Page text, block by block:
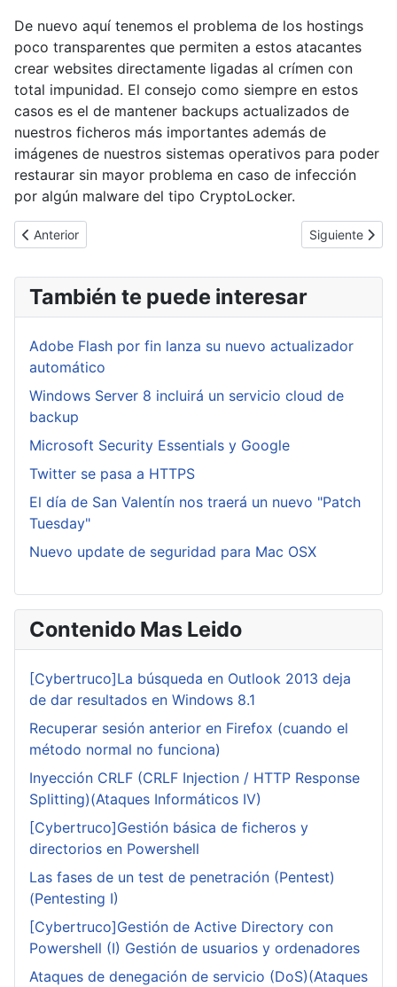
De nuevo aquí tenemos el problema de los hostings
poco transparentes que permiten a estos atacantes
crear websites directamente ligadas al crímen con
total impunidad. El consejo como siempre en estos
casos es el de mantener backups actualizados de
nuestros ficheros más importantes además de
imágenes de nuestros sistemas operativos para poder
restaurar sin mayor problema en caso de infección
por algún malware del tipo CryptoLocker.
Artículo anterior: Nuevo 0day en Microsoft Office y parche para
Anterior Artículo
Siguiente
También te puede interesar
Adobe Flash por fin lanza su nuevo actualizador
automático
Windows Server 8 incluirá un servicio cloud de
backup
Microsoft Security Essentials y Google
Twitter se pasa a HTTPS
El día de San Valentín nos traerá un nuevo "Patch
Tuesday"
Nuevo update de seguridad para Mac OSX
Contenido Mas Leido
[Cybertruco]La búsqueda en Outlook 2013 deja
de dar resultados en Windows 8.1
Recuperar sesión anterior en Firefox (cuando el
método normal no funciona)
Inyección CRLF (CRLF Injection / HTTP Response
Splitting)(Ataques Informáticos IV)
[Cybertruco]Gestión básica de ficheros y
directorios en Powershell
Las fases de un test de penetración (Pentest)
(Pentesting I)
[Cybertruco]Gestión de Active Directory con
Powershell (I) Gestión de usuarios y ordenadores
Ataques de denegación de servicio (DoS)(Ataques